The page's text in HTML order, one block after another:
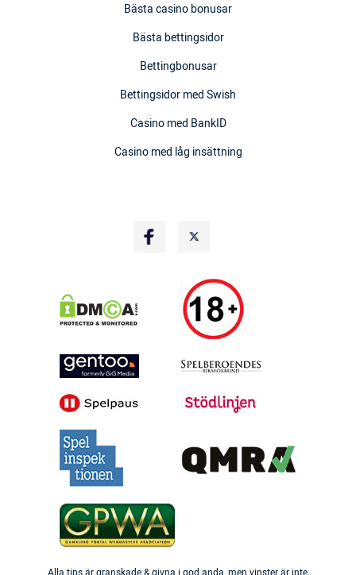
Bästa casino bonusar
Bästa bettingsidor
Bettingbonusar
Bettingsidor med Swish
Casino med BankID
Casino med låg insättning